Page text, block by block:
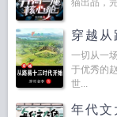
猫出品，
穿越从
一切从一
于优秀的
世...
年代文